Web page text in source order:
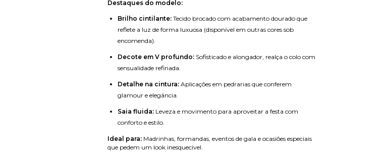
Destaques do modelo:
Brilho cintilante: Tecido brocado com acabamento dourado que
reflete a luz de forma luxuosa (disponível em outras cores sob
encomenda).
Decote em V profundo: Sofisticado e alongador, realça o colo com
sensualidade refinada.
Detalhe na cintura: Aplicações em pedrarias que conferem
glamour e elegância.
Saia fluida: Leveza e movimento para aproveitar a festa com
conforto e estilo.
Ideal para: Madrinhas, formandas, eventos de gala e ocasiões especiais
que pedem um look inesquecível.